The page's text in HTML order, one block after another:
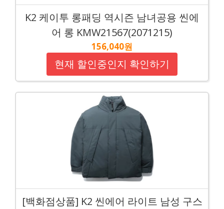
K2 케이투 롱패딩 역시즌 남녀공용 씬에
어 롱 KMW21567(2071215)
156,040원
현재 할인중인지 확인하기
[백화점상품] K2 씬에어 라이트 남성 구스